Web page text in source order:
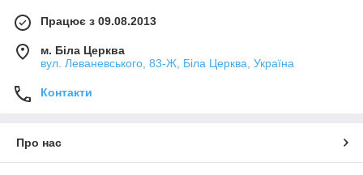
Працює з 09.08.2013
м. Біла Церква
вул. Леваневського, 83-Ж, Біла Церква, Україна
Контакти
Про нас